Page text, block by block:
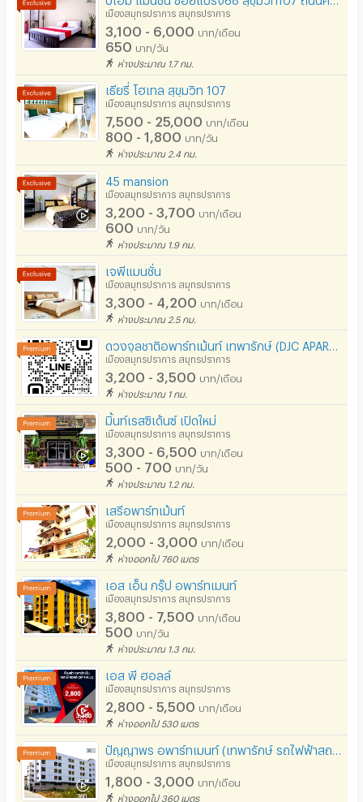
โรงยิม / ฟิตเนส
อินเทอร์เน็ตไร้สาย (WIFI) ในห้อง
มีระบบรักษาความปลอดภัย (keycard)
มีระบบรักษาความปลอดภัย (สแกนลายนิ้วมือ)
รปภ.
ร้านขายอาหาร
ร้านซัก-รีด / มีบริการเครื่องซักผ้า
ร้านทำผม-เสริมสวย
สถานี charge รถไฟฟ้า
นัด,7-11,โลตัส ฯลฯ 200 เมตร - 900เมตร รถไฟฟ้า
100เมตร mrt ศรีเทพา การบริการจากหอพักเช่นอุปกรณ์
ในห้องชำรุด เร็วบ้างช้าบ้าง ต้องเร่งเอง
เขียนรีวิวของคุณ
เมืองสมุทรปราการ สมุทรปราการ
3,100 - 6,000 บาท/เดือน
650 บาท/วัน
ห่างประมาณ 1.7 กม.
เธียรี่ โฮเทล สุขุมวิท 107
เมืองสมุทรปราการ สมุทรปราการ
7,500 - 25,000 บาท/เดือน
800 - 1,800 บาท/วัน
ห่างประมาณ 2.4 กม.
45 mansion
เมืองสมุทรปราการ สมุทรปราการ
3,200 - 3,700 บาท/เดือน
600 บาท/วัน
ห่างประมาณ 1.9 กม.
เจพีแมนชั่น
เมืองสมุทรปราการ สมุทรปราการ
3,300 - 4,200 บาท/เดือน
ห่างประมาณ 2.5 กม.
เมืองสมุทรปราการ สมุทรปราการ
3,200 - 3,500 บาท/เดือน
ห่างประมาณ 1 กม.
มิ้นท์เรสซิเด้นซ์ เปิดใหม่
เมืองสมุทรปราการ สมุทรปราการ
3,300 - 6,500 บาท/เดือน
500 - 700 บาท/วัน
ห่างประมาณ 1.2 กม.
เสรีอพาร์ทเม้นท์
เมืองสมุทรปราการ สมุทรปราการ
2,000 - 3,000 บาท/เดือน
ห่างออกไป 760 เมตร
เอส เอ็น กรุ๊ป อพาร์ทเมนท์
เมืองสมุทรปราการ สมุทรปราการ
3,800 - 7,500 บาท/เดือน
500 บาท/วัน
ห่างประมาณ 1.3 กม.
เอส พี ฮอลล์
เมืองสมุทรปราการ สมุทรปราการ
2,800 - 5,500 บาท/เดือน
ห่างออกไป 530 เมตร
เมืองสมุทรปราการ สมุทรปราการ
1,800 - 3,000 บาท/เดือน
ห่างออกไป 360 เมตร